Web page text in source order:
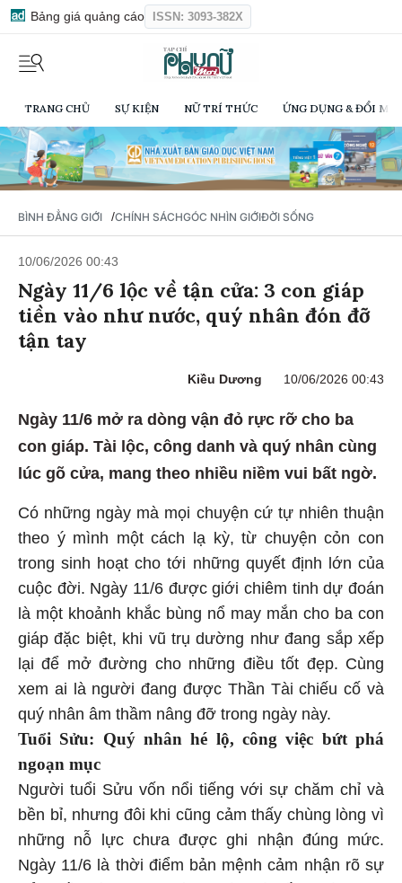
Bảng giá quảng cáo ISSN: 3093-382X
TRANG CHỦ SỰ KIỆN NỮ TRÍ THỨC ỨNG DỤNG & ĐỔI
BÌNH ĐẲNG GIỚI /CHÍNH SÁCHGÓC NHÌN GIỚIĐỜI SỐNG
10/06/2026 00:43
Ngày 11/6 lộc về tận cửa: 3 con giáp
tiền vào như nước, quý nhân đón đỡ
tận tay
Kiều Dương 10/06/2026 00:43
Ngày 11/6 mở ra dòng vận đỏ rực rỡ cho ba
con giáp. Tài lộc, công danh và quý nhân cùng
lúc gõ cửa, mang theo nhiều niềm vui bất ngờ.
Có những ngày mà mọi chuyện cứ tự nhiên thuận
theo ý mình một cách lạ kỳ, từ chuyện cỏn con
trong sinh hoạt cho tới những quyết định lớn của
cuộc đời. Ngày 11/6 được giới chiêm tinh dự đoán
là một khoảnh khắc bùng nổ may mắn cho ba con
giáp đặc biệt, khi vũ trụ dường như đang sắp xếp
lại để mở đường cho những điều tốt đẹp. Cùng
xem ai là người đang được Thần Tài chiếu cố và
quý nhân âm thầm nâng đỡ trong ngày này.
Tuổi Sửu: Quý nhân hé lộ, công việc bứt phá
ngoạn mục
Người tuổi Sửu vốn nổi tiếng với sự chăm chỉ và
bền bỉ, nhưng đôi khi cũng cảm thấy chùng lòng vì
những nỗ lực chưa được ghi nhận đúng mức.
Ngày 11/6 là thời điểm bản mệnh cảm nhận rõ sự